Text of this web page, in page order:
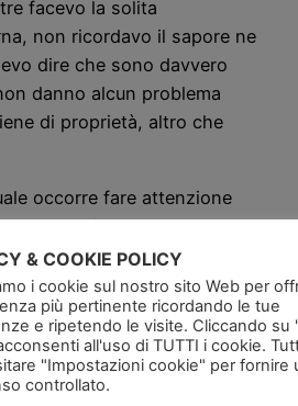
facevo la solita
non ricordavo il sapore ne
dire che sono davvero
danno alcun problema
di proprietà, altro che
occorre fare attenzione
all’interno ben
sono duri come pietre, anzi
pietre, a momenti non ci
… quindi occhio andateci
dal dentista
& COOKIE POLICY
i cookie sul nostro sito Web per
più pertinente ricordando le tue
e ripetendo le visite. Cliccando su
all'uso di TUTTI i cookie.
"Impostazioni cookie" per fornire
controllato.